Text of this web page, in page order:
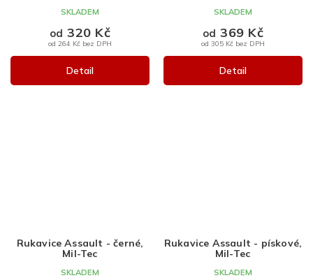
SKLADEM
od 264 Kč bez DPH
od 320 Kč
Detail
SKLADEM
od 305 Kč bez DPH
od 369 Kč
Detail
Rukavice Assault - černé,
Mil-Tec
SKLADEM
Rukavice Assault - pískové,
Mil-Tec
SKLADEM